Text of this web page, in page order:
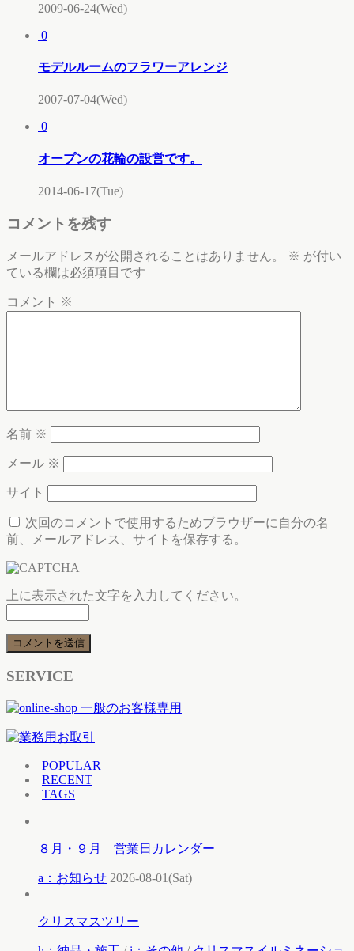
2009-06-24(Wed)
0
モデルルームのフラワーアレンジ
2007-07-04(Wed)
0
オープンの花輪の設営です。
2014-06-17(Tue)
コメントを残す
メールアドレスが公開されることはありません。 ※ が付い
ている欄は必須項目です
コメント ※
名前 ※
メール ※
サイト
次回のコメントで使用するためブラウザーに自分の名
前、メールアドレス、サイトを保存する。
上に表示された文字を入力してください。
SERVICE
POPULAR
RECENT
TAGS
８月・９月 営業日カレンダー
a：お知らせ 2026-08-01(Sat)
クリスマスツリー